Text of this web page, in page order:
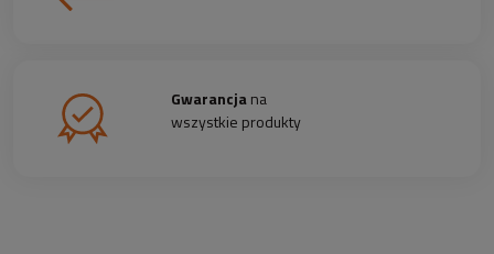
Gwarancjana
wszystkie produkty